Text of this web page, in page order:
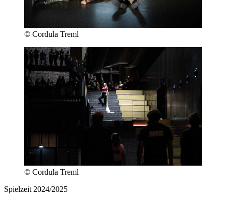
© Cordula Treml
© Cordula Treml
Spielzeit 2024/2025